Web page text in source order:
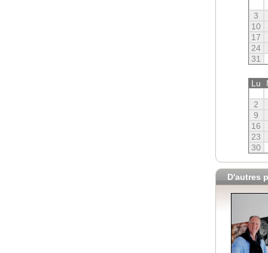
3
10
17
24
31
Lu
2
9
16
23
30
D'autres